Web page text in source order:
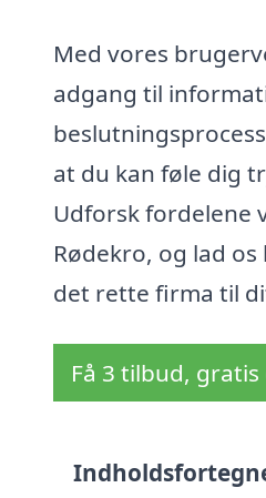
Med vores
adgang til
at du kan føle dig
Udforsk fordelene
Rødekro, og lad
det rette firma til
Få 3 tilbud,